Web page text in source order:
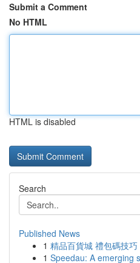
Submit a Comment
No HTML
HTML is disabled
Search
Published News
1 精品百貨城 禮包碼技
1 Speedau: A emerging